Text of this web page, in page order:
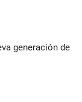
generación de